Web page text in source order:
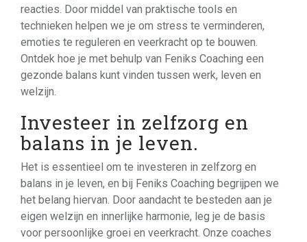
reacties. Door middel van praktische tools en
technieken helpen we je om stress te verminderen,
emoties te reguleren en veerkracht op te bouwen.
Ontdek hoe je met behulp van Feniks Coaching een
gezonde balans kunt vinden tussen werk, leven en
welzijn.
Investeer in zelfzorg en
balans in je leven.
Het is essentieel om te investeren in zelfzorg en
balans in je leven, en bij Feniks Coaching begrijpen we
het belang hiervan. Door aandacht te besteden aan je
eigen welzijn en innerlijke harmonie, leg je de basis
voor persoonlijke groei en veerkracht. Onze coaches